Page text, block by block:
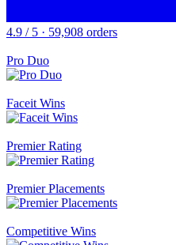
4.9 / 5 · 59,908 orders
Pro Duo
Faceit Wins
Premier Rating
Premier Placements
Competitive Wins